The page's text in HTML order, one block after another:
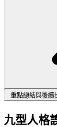
重點總結與後續
九型人格